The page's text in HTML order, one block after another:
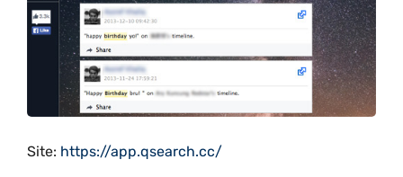
Site: https://app.qsearch.cc/